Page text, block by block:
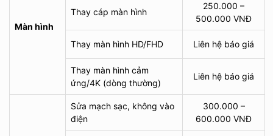
Màn hình
Thay cáp màn hình
250.000 –
500.000 VNĐ
Thay màn hình HD/FHD Liên hệ báo giá
Thay màn hình cảm
ứng/4K (dòng thường)
Liên hệ báo giá
Sửa mạch sạc, không vào
điện
300.000 –
600.000 VNĐ